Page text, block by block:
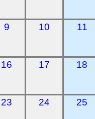
9 10 11
16 17 18
23 24 25